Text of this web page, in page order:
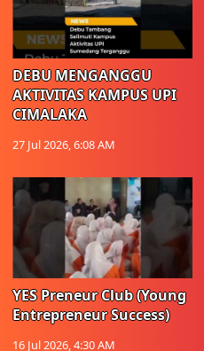
DEBU MENGANGGU
AKTIVITAS KAMPUS UPI
CIMALAKA
27 Jul 2026, 6:08 AM
YES Preneur Club (Young
Entrepreneur Success)
16 Jul 2026, 4:30 AM